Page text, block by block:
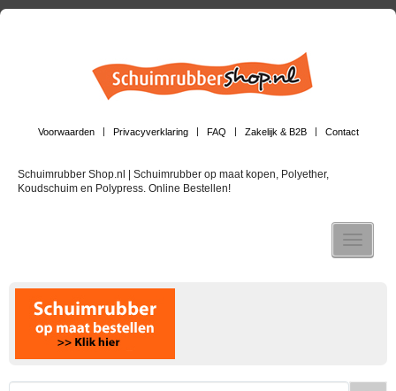
Voorwaarden Privacyverklaring FAQ Zakelijk & B2B Contact
Schuimrubber Shop.nl | Schuimrubber op maat kopen, Polyether,
Koudschuim en Polypress. Online Bestellen!
Toggle